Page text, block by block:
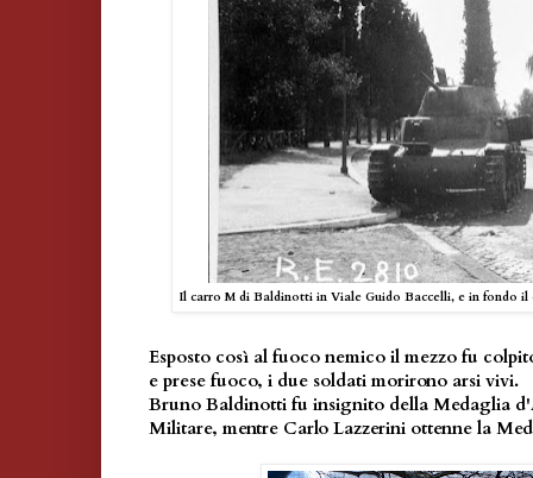
Il carro M di Baldinotti in Viale Guido Baccelli, e in fondo
Esposto così al fuoco nemico il mezzo fu
e prese fuoco, i due soldati morirono arsi vivi.
Bruno Baldinotti fu insignito della Medaglia
Militare, mentre Carlo Lazzerini ottenne la